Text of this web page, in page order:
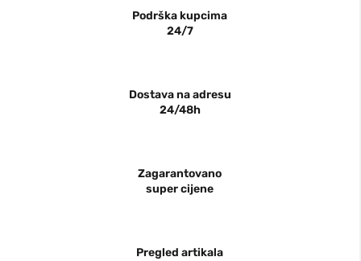
Podrška kupcima
24/7
Dostava na adresu
24/48h
Zagarantovano
super cijene
Pregled artikala